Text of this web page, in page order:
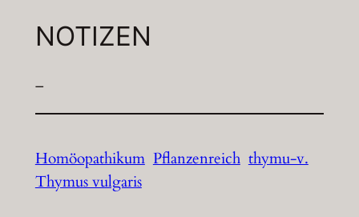
NOTIZEN
–
Homöopathikum Pflanzenreich thymu-v.
Thymus vulgaris